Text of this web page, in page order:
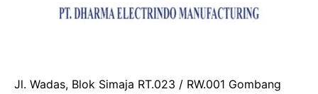
Jl. Wadas, Blok Simaja RT.023 / RW.001 Gombang